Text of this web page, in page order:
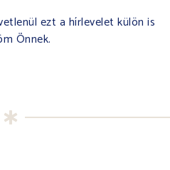
ezt a hírlevelet külön is
Önnek.